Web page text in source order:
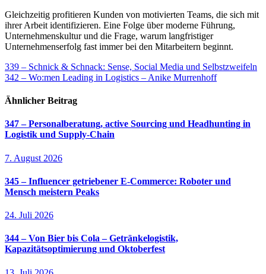
Gleichzeitig profitieren Kunden von motivierten Teams, die sich mit
ihrer Arbeit identifizieren. Eine Folge über moderne Führung,
Unternehmenskultur und die Frage, warum langfristiger
Unternehmenserfolg fast immer bei den Mitarbeitern beginnt.
Beitragsnavigation
339 – Schnick & Schnack: Sense, Social Media und Selbstzweifeln
342 – Wo:men Leading in Logistics – Anike Murrenhoff
Ähnlicher Beitrag
347 – Personalberatung, active Sourcing und Headhunting in
Logistik und Supply-Chain
7. August 2026
345 – Influencer getriebener E-Commerce: Roboter und
Mensch meistern Peaks
24. Juli 2026
344 – Von Bier bis Cola – Getränkelogistik,
Kapazitätsoptimierung und Oktoberfest